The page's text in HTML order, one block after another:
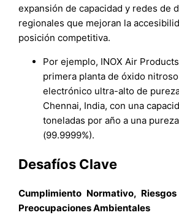
expansión de capacidad y redes de
regionales que mejoran la
posición competitiva.
Por ejemplo, INOX Air
primera planta de óxido
electrónico ultra-alto de
Chennai, India, con una
toneladas por año a una
(99.9999%).
Desafíos Clave
Cumplimiento Normativo,
Preocupaciones Ambientales